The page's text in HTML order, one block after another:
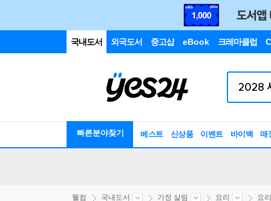
국내도서 외국도서 중고샵 eBook 크레마클럽
빠른분야찾기 베스트 신상품 이벤트 바이백 매
웰컴 국내도서 가정 살림 요리 요